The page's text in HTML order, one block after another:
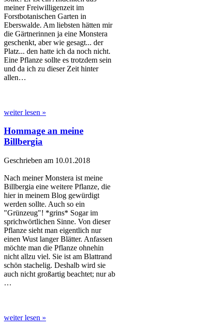
meiner Freiwilligenzeit im
Forstbotanischen Garten in
Eberswalde. Am liebsten hätten mir
die Gärtnerinnen ja eine Monstera
geschenkt, aber wie gesagt... der
Platz... den hatte ich da noch nicht.
Eine Pflanze sollte es trotzdem sein
und da ich zu dieser Zeit hinter
allen…
weiter lesen »
Hommage an meine
Billbergia
Geschrieben am 10.01.2018
Nach meiner Monstera ist meine
Billbergia eine weitere Pflanze, die
hier in meinem Blog gewürdigt
werden sollte. Auch so ein
"Grünzeug"! *grins* Sogar im
sprichwörtlichen Sinne. Von dieser
Pflanze sieht man eigentlich nur
einen Wust langer Blätter. Anfassen
möchte man die Pflanze ohnehin
nicht allzu viel. Sie ist am Blattrand
schön stachelig. Deshalb wird sie
auch nicht großartig beachtet; nur ab
…
weiter lesen »